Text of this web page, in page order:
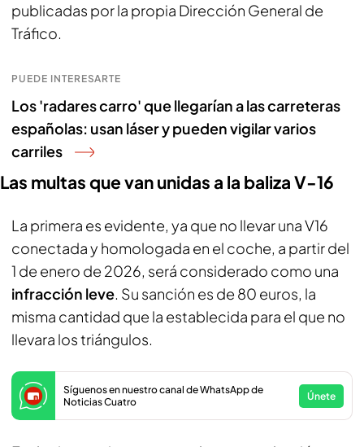
publicadas por la propia Dirección General de
Tráfico.
PUEDE INTERESARTE
Los 'radares carro' que llegarían a las carreteras
españolas: usan láser y pueden vigilar varios
carriles
Las multas que van unidas a la baliza V-16
La primera es evidente, ya que no llevar una V16
conectada y homologada en el coche, a partir del
1 de enero de 2026, será considerado como una
infracción leve. Su sanción es de 80 euros, la
misma cantidad que la establecida para el que no
llevara los triángulos.
Síguenos en nuestro canal de WhatsApp de
Noticias Cuatro
Únete